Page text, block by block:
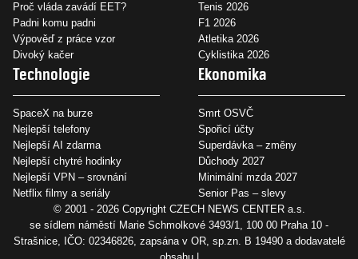
Proč vláda zavádí EET?
Padni komu padni
Výpověď z práce vzor
Divoký kačer
Tenis 2026
F1 2026
Atletika 2026
Cyklistika 2026
Technologie
SpaceX na burze
Nejlepší telefony
Nejlepší AI zdarma
Nejlepší chytré hodinky
Nejlepší VPN – srovnání
Netflix filmy a seriály
Ekonomika
Smrt OSVČ
Spořicí účty
Superdávka – změny
Důchody 2027
Minimální mzda 2027
Senior Pas – slevy
© 2001 - 2026 Copyright CZECH NEWS CENTER a.s.
se sídlem náměstí Marie Schmolkové 3493/1, 100 00 Praha 10 -
Strašnice, IČO: 02346826, zapsána v OR, sp.zn. B 19490 a dodavatelé